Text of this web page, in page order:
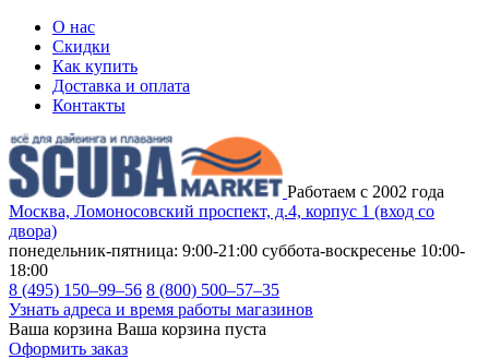
О нас
Скидки
Как купить
Доставка и оплата
Контакты
Работаем с 2002 года
Москва, Ломоносовский проспект, д.4, корпус 1 (вход со
двора)
понедельник-пятница: 9:00-21:00 суббота-воскресенье 10:00-
18:00
8 (495) 150–99–56 8 (800) 500–57–35
Узнать адреса и время работы магазинов
Ваша корзина Ваша корзина пуста
Оформить заказ